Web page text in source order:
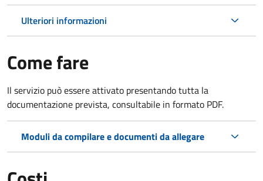
Ulteriori informazioni
Come fare
Il servizio può essere attivato presentando tutta la
documentazione prevista, consultabile in formato PDF.
Moduli da compilare e documenti da allegare